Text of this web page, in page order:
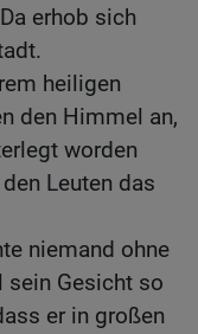
erhob sich
heiligen
den Himmel an,
worden
Leuten das
niemand ohne
sein Gesicht so
er in großen